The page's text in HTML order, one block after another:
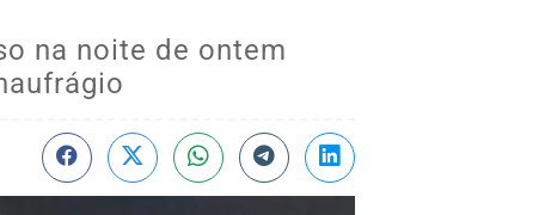
na noite de ontem